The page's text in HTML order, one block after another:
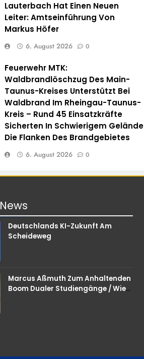
Lauterbach Hat Einen Neuen
Leiter: Amtseinführung Von
Markus Höfer
6. August 2026 0
Feuerwehr MTK:
Waldbrandlöschzug Des Main-
Taunus-Kreises Unterstützt Bei
Waldbrand Im Rheingau-Taunus-
Kreis – Rund 45 Einsatzkräfte
Sicherten In Schwierigem Gelände
Die Flanken Des Brandgebietes
6. August 2026 0
News
Deutschlands KI-Zukunft Am
Scheideweg
Marcus Aßmuth Zum Anhaltenden
Boom Dualer Studiengänge / Wie